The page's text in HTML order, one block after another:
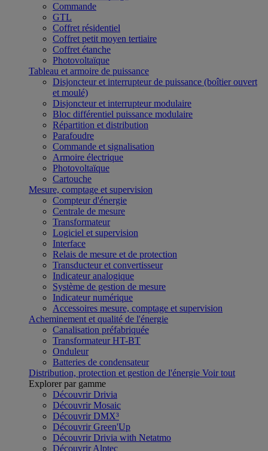
Commande
GTL
Coffret résidentiel
Coffret petit moyen tertiaire
Coffret étanche
Photovoltaïque
Tableau et armoire de puissance
Disjoncteur et interrupteur de puissance (boîtier ouvert
et moulé)
Disjoncteur et interrupteur modulaire
Bloc différentiel puissance modulaire
Répartition et distribution
Parafoudre
Commande et signalisation
Armoire électrique
Photovoltaïque
Cartouche
Mesure, comptage et supervision
Compteur d'énergie
Centrale de mesure
Transformateur
Logiciel et supervision
Interface
Relais de mesure et de protection
Transducteur et convertisseur
Indicateur analogique
Système de gestion de mesure
Indicateur numérique
Accessoires mesure, comptage et supervision
Acheminement et qualité de l'énergie
Canalisation préfabriquée
Transformateur HT-BT
Onduleur
Batteries de condensateur
Distribution, protection et gestion de l'énergie Voir tout
Explorer par gamme
Découvrir Drivia
Découvrir Mosaic
Découvrir DMX³
Découvrir Green'Up
Découvrir Drivia with Netatmo
Découvrir Alptec